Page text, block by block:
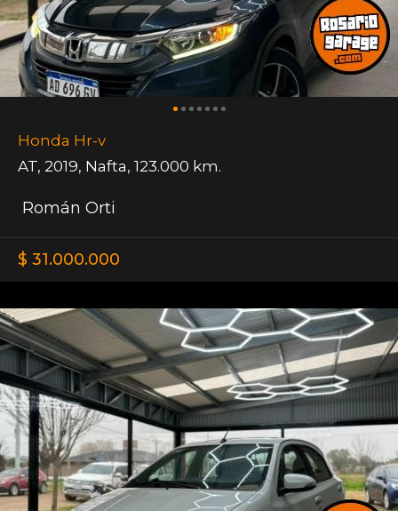
Honda Hr-v
AT, 2019, Nafta, 123.000 km.
Román Orti
$ 31.000.000